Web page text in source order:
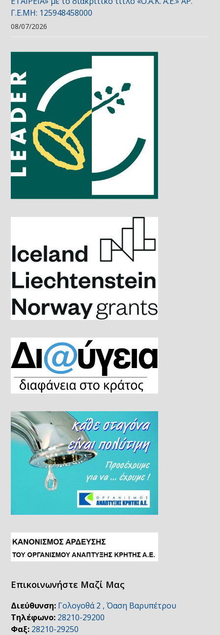
Γ.Ε.ΜΗ: 125948458000
08/07/2026
Επικοινωνήστε Μαζί Μας
Διεύθυνση: Γολογοθά 2 , Όαση Βαρυπέτρου
Τηλέφωνο: 28210-29200
Φαξ: 28210-29250